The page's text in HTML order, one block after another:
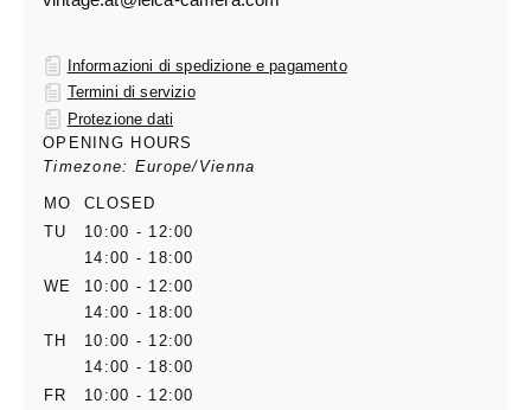
Informazioni di spedizione e pagamento
Termini di servizio
Protezione dati
OPENING HOURS
Timezone: Europe/Vienna
MO
CLOSED
TU
10:00 - 12:00
14:00 - 18:00
WE
10:00 - 12:00
14:00 - 18:00
TH
10:00 - 12:00
14:00 - 18:00
FR
10:00 - 12:00